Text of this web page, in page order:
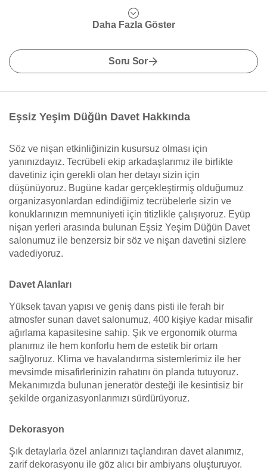
Daha Fazla Göster
Soru Sor
Eşsiz Yeşim Düğün Davet Hakkında
Söz ve nişan etkinliğinizin kusursuz olması için
yanınızdayız. Tecrübeli ekip arkadaşlarımız ile birlikte
davetiniz için gerekli olan her detayı sizin için
düşünüyoruz. Bugüne kadar gerçekleştirmiş olduğumuz
organizasyonlardan edindiğimiz tecrübelerle sizin ve
konuklarınızın memnuniyeti için titizlikle çalışıyoruz. Eyüp
nişan yerleri arasında bulunan Eşsiz Yeşim Düğün Davet
salonumuz ile benzersiz bir söz ve nişan davetini sizlere
vadediyoruz.
Davet Alanları
Yüksek tavan yapısı ve geniş dans pisti ile ferah bir
atmosfer sunan davet salonumuz, 400 kişiye kadar misafir
ağırlama kapasitesine sahip. Şık ve ergonomik oturma
planımız ile hem konforlu hem de estetik bir ortam
sağlıyoruz. Klima ve havalandırma sistemlerimiz ile her
mevsimde misafirlerinizin rahatını ön planda tutuyoruz.
Mekanımızda bulunan jeneratör desteği ile kesintisiz bir
şekilde organizasyonlarımızı sürdürüyoruz.
Dekorasyon
Şık detaylarla özel anlarınızı taçlandıran davet alanımız,
zarif dekorasyonu ile göz alıcı bir ambiyans oluşturuyor.